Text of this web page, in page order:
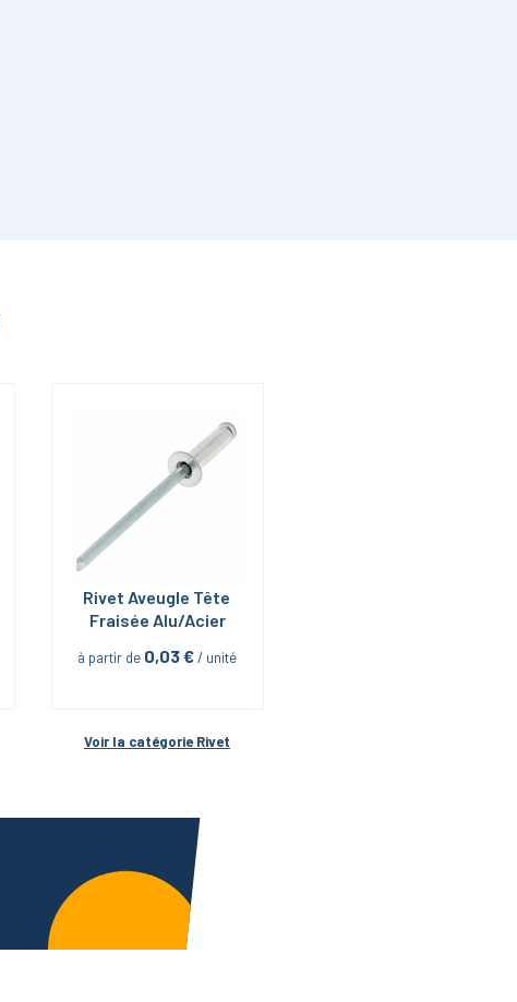
Rivet Aveugle Tête
Fraisée Alu/Acier
à partir de 0,03 € / unité
Voir la catégorie Rivet